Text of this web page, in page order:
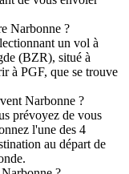
Narbonne ?
un vol à
(BZR), situé à
à PGF, que se trouve
Narbonne ?
prévoyez de vous
l'une des 4
au départ de